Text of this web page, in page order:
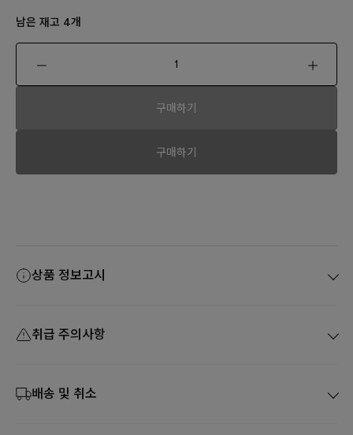
상품 정보고시
취급 주의사항
배송 및 취소
남은 재고 4개
구매하기
구매하기